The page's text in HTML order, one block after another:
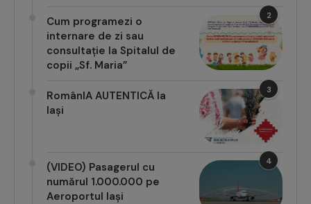
2
Cum programezi o
internare de zi sau
consultație la Spitalul de
copii „Sf. Maria”
3
RomânIA AUTENTICĂ la
Iași
4
(VIDEO) Pasagerul cu
numărul 1.000.000 pe
Aeroportul Iași